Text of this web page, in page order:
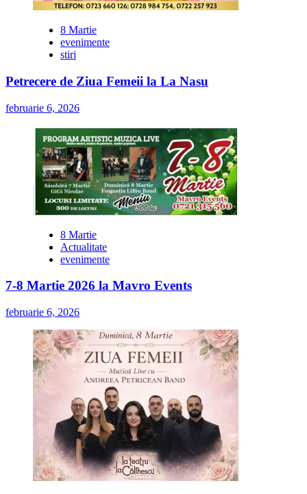
8 Martie
evenimente
stiri
Petrecere de Ziua Femeii la La Nasu
februarie 6, 2026
8 Martie
Actualitate
evenimente
7-8 Martie 2026 la Mavro Events
februarie 6, 2026